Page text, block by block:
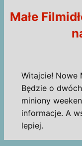
Małe
Witajcie! Nowe
Będzie o
miniony
informacje. A
lepiej.